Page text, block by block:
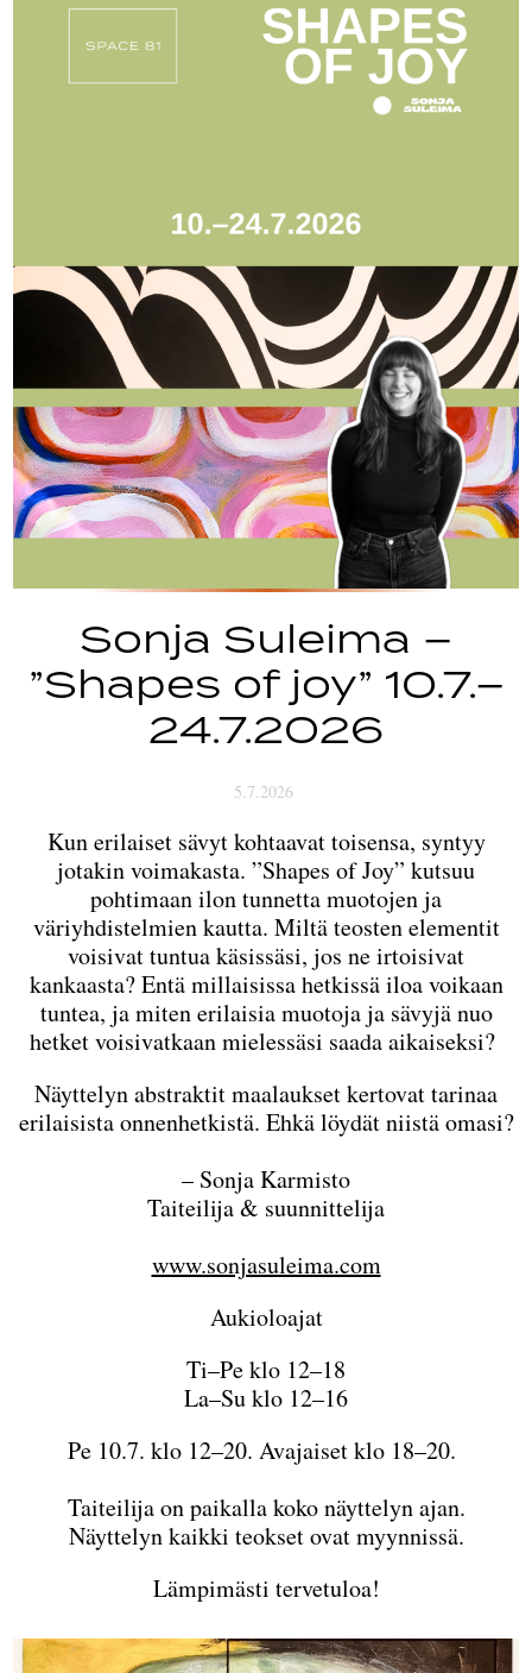
Sonja Suleima –
”Shapes of joy” 10.7.–
24.7.2026
5.7.2026
Kun erilaiset sävyt kohtaavat toisensa, syntyy
jotakin voimakasta. ”Shapes of Joy” kutsuu
pohtimaan ilon tunnetta muotojen ja
väriyhdistelmien kautta. Miltä teosten elementit
voisivat tuntua käsissäsi, jos ne irtoisivat
kankaasta? Entä millaisissa hetkissä iloa voikaan
tuntea, ja miten erilaisia muotoja ja sävyjä nuo
hetket voisivatkaan mielessäsi saada aikaiseksi?
Näyttelyn abstraktit maalaukset kertovat tarinaa
erilaisista onnenhetkistä. Ehkä löydät niistä omasi?
– Sonja Karmisto
Taiteilija & suunnittelija
www.sonjasuleima.com
Aukioloajat
Ti–Pe klo 12–18
La–Su klo 12–16
Pe 10.7. klo 12–20. Avajaiset klo 18–20.
Taiteilija on paikalla koko näyttelyn ajan.
Näyttelyn kaikki teokset ovat myynnissä.
Lämpimästi tervetuloa!